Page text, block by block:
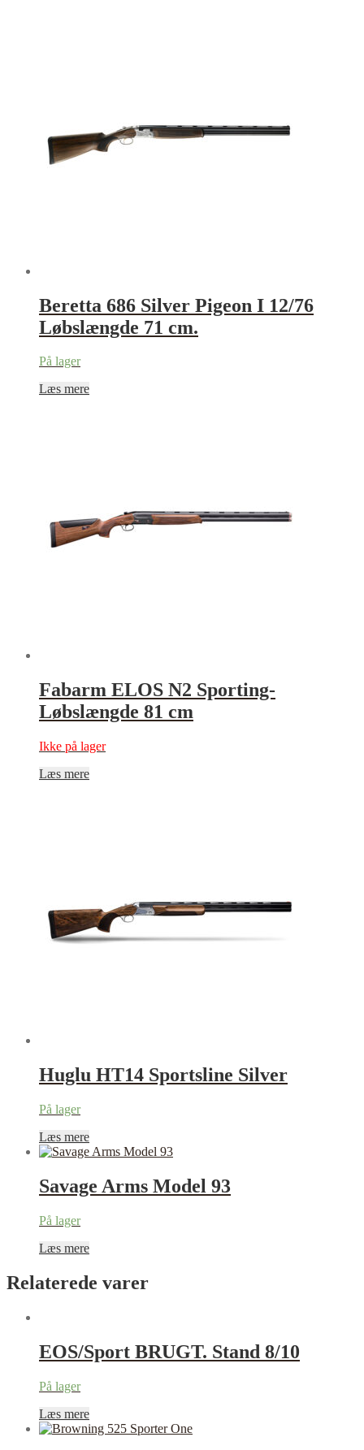
Beretta 686 Silver Pigeon I 12/76
Løbslængde 71 cm.
På lager
Læs mere
Fabarm ELOS N2 Sporting-
Løbslængde 81 cm
Ikke på lager
Læs mere
Huglu HT14 Sportsline Silver
På lager
Læs mere
Savage Arms Model 93
På lager
Læs mere
Relaterede varer
EOS/Sport BRUGT. Stand 8/10
På lager
Læs mere